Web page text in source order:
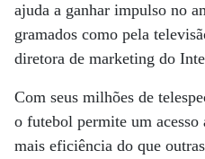
ajuda a ganhar impulso no
gramados como pela
diretora de marketing do
Com seus milhões de
o futebol permite um
mais eficiência do que